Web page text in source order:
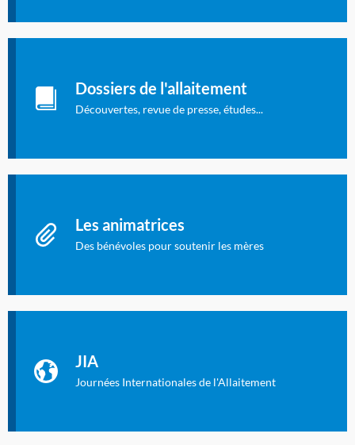
Dossiers de l'allaitement
Découvertes, revue de presse, études...
dernières études sur l'allaitement publiées dans la presse
internationale.
Les animatrices
Des bénévoles pour soutenir les mères
JIA
Journées Internationales de l'Allaitement
2019 la 11e Journée Internationale de l’Allaitement, un
évènement exceptionnel organisé par LLL France.